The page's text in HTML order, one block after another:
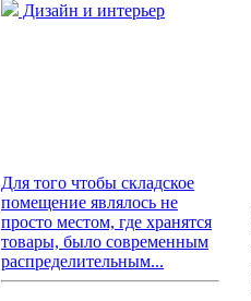
Дизайн и интерьер
Для того чтобы складское
помещение являлось не
просто местом, где хранятся
товары, было современным
распределительным...